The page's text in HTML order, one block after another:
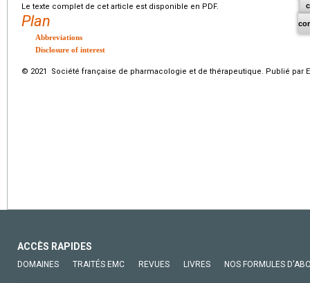
Le texte complet de cet article est disponible en PDF.
Plan
Abbreviations
Disclosure of interest
© 2021 Société française de pharmacologie et de thérapeutique. Publié par
ACCÈS RAPIDES
DOMAINES TRAITÉS EMC REVUES LIVRES NOS FORMULES